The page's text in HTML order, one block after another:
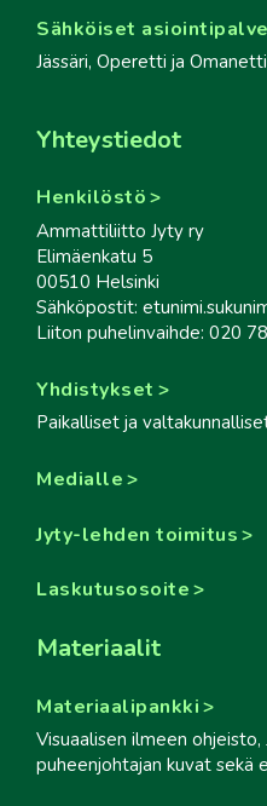
Sähköiset
Jässäri, Operetti ja Omanetti
Yhteystiedot
Henkilöstö
Ammattiliitto Jyty ry
Elimäenkatu 5
00510 Helsinki
Sähköpostit:
Liiton puhelinvaihde: 020
Yhdistykset
Paikalliset ja
Medialle
Jyty-lehden toimitus
Laskutusosoite
Materiaalit
Materiaalipankki
Visuaalisen ilmeen
puheenjohtajan kuvat sekä